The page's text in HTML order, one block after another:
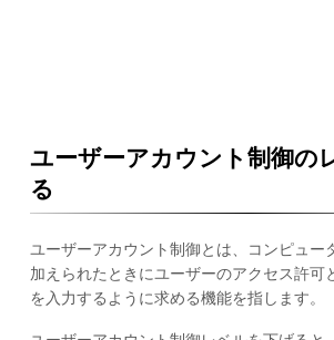
ユーザーアカウント制御の
る
ユーザーアカウント制御とは、コンピュー
加えられたときにユーザーのアクセス許可
を入力するように求める機能を指します。